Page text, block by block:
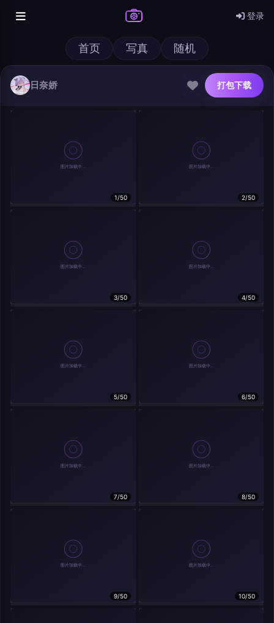
登录
首页 写真 随机
日奈娇 打包下载
1/50 2/50
3/50 4/50
5/50 6/50
7/50 8/50
9/50 10/50
@author 打包下载
实时弹幕
弹幕会在下方多行滚动展示；匿名发送有数量和频率限制。